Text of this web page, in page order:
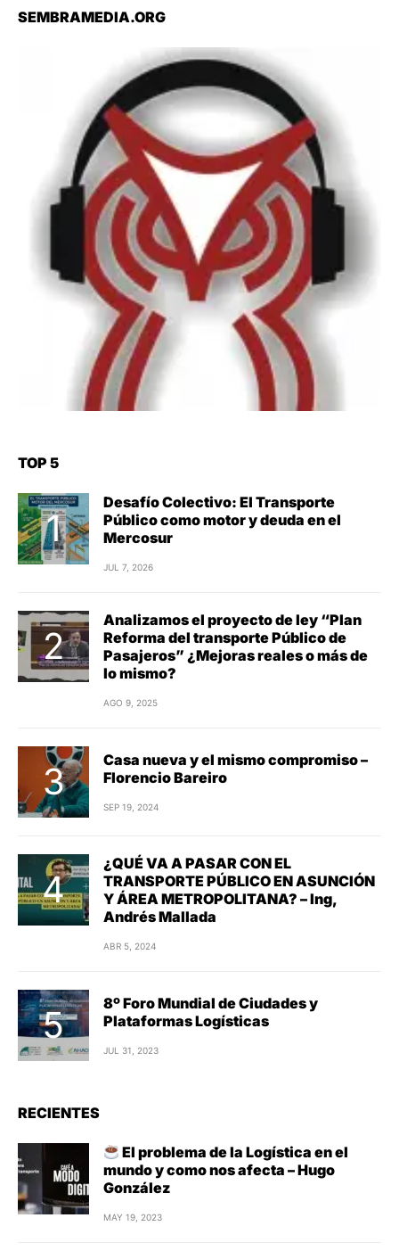
SEMBRAMEDIA.ORG
TOP 5
Desafío Colectivo: El Transporte
Público como motor y deuda en el
Mercosur
JUL 7, 2026
Analizamos el proyecto de ley “Plan
Reforma del transporte Público de
Pasajeros” ¿Mejoras reales o más de
lo mismo?
AGO 9, 2025
Casa nueva y el mismo compromiso –
Florencio Bareiro
SEP 19, 2024
¿QUÉ VA A PASAR CON EL
TRANSPORTE PÚBLICO EN ASUNCIÓN
Y ÁREA METROPOLITANA? – Ing,
Andrés Mallada
ABR 5, 2024
8º Foro Mundial de Ciudades y
Plataformas Logísticas
JUL 31, 2023
RECIENTES
El problema de la Logística en el
mundo y como nos afecta – Hugo
González
MAY 19, 2023